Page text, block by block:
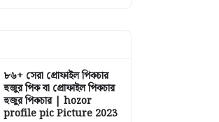
৮৬+ সেরা প্রোফাইল পিকচার
হুজুর পিক বা প্রোফাইল পিকচার
হুজুর পিকচার | hozor
profile pic Picture 2023